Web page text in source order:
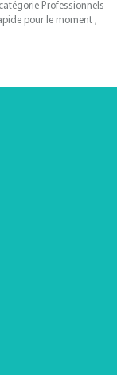
Professionnels
pour le moment ,